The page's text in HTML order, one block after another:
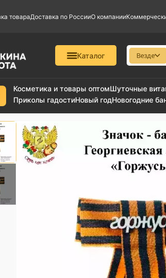
товараДоставка по РоссииО компании
Каталог Везде
Косметика и товары оптомШуточные
Приколы гадостиНовый годНовогодние